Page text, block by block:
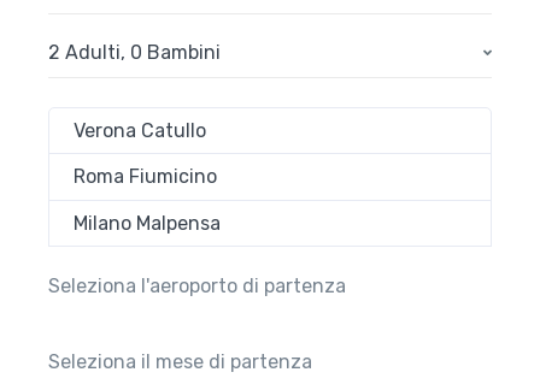
2 Adulti, 0 Bambini
Verona Catullo
Roma Fiumicino
Milano Malpensa
Seleziona l'aeroporto di partenza
Seleziona il mese di partenza